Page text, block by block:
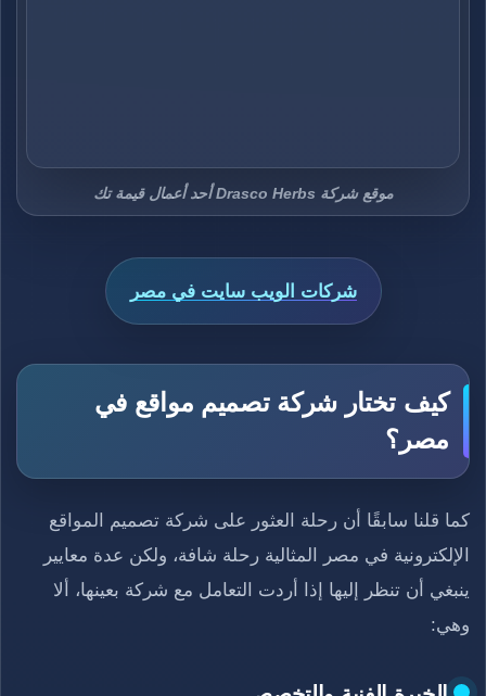
موقع شركة Drasco Herbs أحد أعمال قيمة تك
شركات الويب سايت في مصر
كيف تختار شركة تصميم مواقع في
مصر؟
كما قلنا سابقًا أن رحلة العثور على شركة تصميم المواقع
الإلكترونية في مصر المثالية رحلة شافة، ولكن عدة معايير
ينبغي أن تنظر إليها إذا أردت التعامل مع شركة بعينها، ألا
وهي: